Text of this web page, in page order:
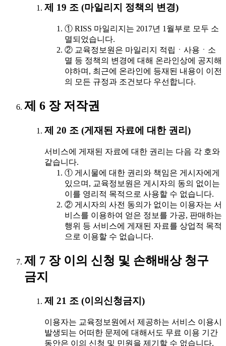
제 19 조 (마일리지 정책의 변경)
① RISS 마일리지는 2017년 1월부로 모두 소
멸되었습니다.
② 교육정보원은 마일리지 적립ㆍ사용ㆍ소
멸 등 정책의 변경에 대해 온라인상에 공지해
야하며, 최근에 온라인에 등재된 내용이 이전
의 모든 규정과 조건보다 우선합니다.
제 6 장 저작권
제 20 조 (게재된 자료에 대한 권리)
서비스에 게재된 자료에 대한 권리는 다음 각 호와
같습니다.
① 게시물에 대한 권리와 책임은 게시자에게
있으며, 교육정보원은 게시자의 동의 없이는
이를 영리적 목적으로 사용할 수 없습니다.
② 게시자의 사전 동의가 없이는 이용자는 서
비스를 이용하여 얻은 정보를 가공, 판매하는
행위 등 서비스에 게재된 자료를 상업적 목적
으로 이용할 수 없습니다.
제 7 장 이의 신청 및 손해배상 청구
금지
제 21 조 (이의신청금지)
이용자는 교육정보원에서 제공하는 서비스 이용시
발생되는 어떠한 문제에 대해서도 무료 이용 기간
동안은 이의 신청 및 민원을 제기할 수 없습니다.